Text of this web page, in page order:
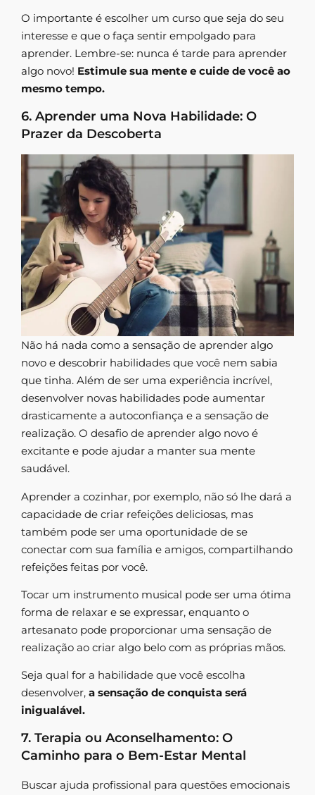
O importante é escolher um curso que seja do seu
interesse e que o faça sentir empolgado para
aprender. Lembre-se: nunca é tarde para aprender
algo novo! Estimule sua mente e cuide de você ao
mesmo tempo.
6. Aprender uma Nova Habilidade: O
Prazer da Descoberta
Não há nada como a sensação de aprender algo
novo e descobrir habilidades que você nem sabia
que tinha. Além de ser uma experiência incrível,
desenvolver novas habilidades pode aumentar
drasticamente a autoconfiança e a sensação de
realização. O desafio de aprender algo novo é
excitante e pode ajudar a manter sua mente
saudável.
Aprender a cozinhar, por exemplo, não só lhe dará a
capacidade de criar refeições deliciosas, mas
também pode ser uma oportunidade de se
conectar com sua família e amigos, compartilhando
refeições feitas por você.
Tocar um instrumento musical pode ser uma ótima
forma de relaxar e se expressar, enquanto o
artesanato pode proporcionar uma sensação de
realização ao criar algo belo com as próprias mãos.
Seja qual for a habilidade que você escolha
desenvolver, a sensação de conquista será
inigualável.
7. Terapia ou Aconselhamento: O
Caminho para o Bem-Estar Mental
Buscar ajuda profissional para questões emocionais